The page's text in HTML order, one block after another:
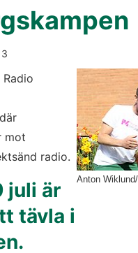
Anton
mot
radio.
juli är
tävla i